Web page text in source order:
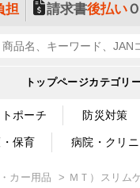
担 請求書後払い
トップページカテゴリ
ポーチ 防災対策
保育 病院・クリ
カー用品 ＭＴ）スリム